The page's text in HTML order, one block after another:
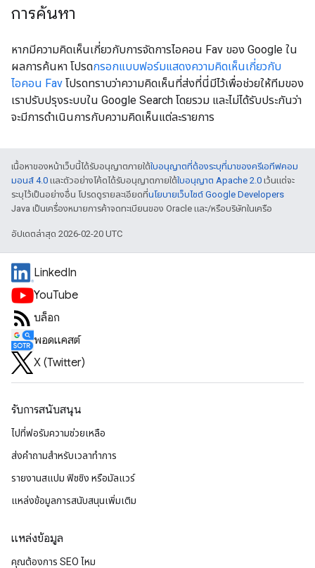
การค้นหา
หากมีความคิดเห็นเกี่ยวกับการจัดการไอคอน Fav ของ Google ใน
ผลการค้นหา โปรดกรอกแบบฟอร์มแสดงความคิดเห็นเกี่ยวกับ
ไอคอน Fav โปรดทราบว่าความคิดเห็นที่ส่งที่นี่มีไว้เพื่อช่วยให้ทีมของ
เราปรับปรุงระบบใน Google Search โดยรวม และไม่ได้รับประกันว่า
จะมีการดำเนินการกับความคิดเห็นแต่ละรายการ
เนื้อหาของหน้าเว็บนี้ได้รับอนุญาตภายใต้ใบอนุญาตที่ต้องระบุที่มาของครีเอทีฟคอม
มอนส์ 4.0 และตัวอย่างโค้ดได้รับอนุญาตภายใต้ใบอนุญาต Apache 2.0 เว้นแต่จะ
ระบุไว้เป็นอย่างอื่น โปรดดูรายละเอียดที่นโยบายเว็บไซต์ Google Developers
Java เป็นเครื่องหมายการค้าจดทะเบียนของ Oracle และ/หรือบริษัทในเครือ
อัปเดตล่าสุด 2026-02-20 UTC
LinkedIn
YouTube
บล็อก
พอดแคสต์
X (Twitter)
รับการสนับสนุน
ไปที่ฟอรัมความช่วยเหลือ
ส่งคำถามสำหรับเวลาทำการ
รายงานสแปม ฟิชชิง หรือมัลแวร์
แหล่งข้อมูลการสนับสนุนเพิ่มเติม
แหล่งข้อมูล
คุณต้องการ SEO ไหม